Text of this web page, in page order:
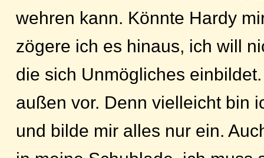
wehren kann. Könnte Hardy
zögere ich es hinaus, ich will
die sich Unmögliches
außen vor. Denn vielleicht bin
und bilde mir alles nur ein.